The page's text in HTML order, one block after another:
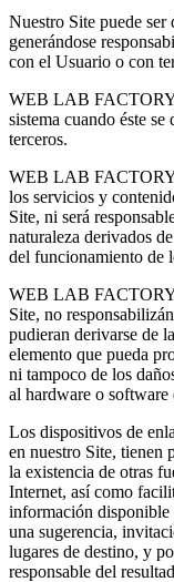
Nuestro Site puede ser
generándose
con el Usuario o con
WEB LAB FACTORY
sistema cuando éste
terceros.
WEB LAB FACTORY
los servicios y
Site, ni será
naturaleza derivados
del funcionamiento de
WEB LAB FACTORY
Site, no
pudieran derivarse de
elemento que pueda
ni tampoco de los
al hardware o software
Los dispositivos de
en nuestro Site, tienen
la existencia de otras
Internet, así como
información disponible
una sugerencia,
lugares de destino, y
responsable del